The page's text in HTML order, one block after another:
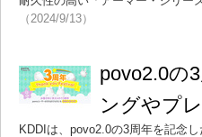
（2024/9/13）
povo2.0の
ングやプ
KDDIは、povo2.0の3周年を記念